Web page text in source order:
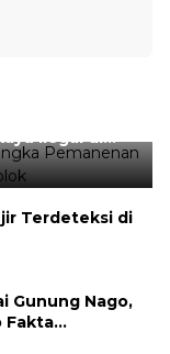
Ilegal di
Terdeteksi di
Gunung Nago,
Fakta